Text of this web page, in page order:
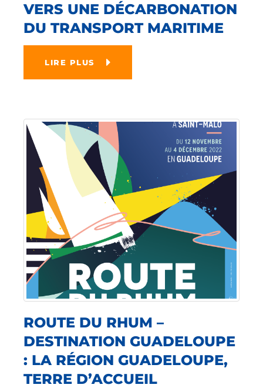
VERS UNE DÉCARBONATION
DU TRANSPORT MARITIME
LIRE PLUS
ROUTE DU RHUM –
DESTINATION GUADELOUPE
: LA RÉGION GUADELOUPE,
TERRE D’ACCUEIL